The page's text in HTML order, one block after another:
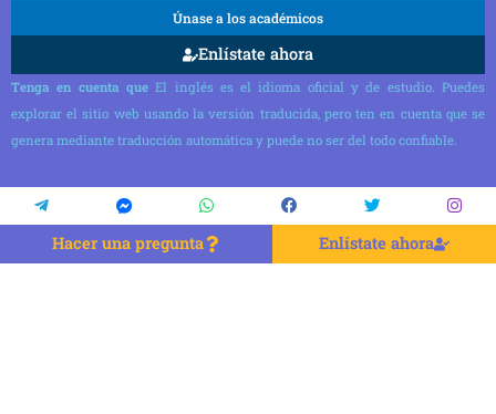
Únase a los académicos
Enlístate ahora
Tenga en cuenta queEl inglés es el idioma oficial y de estudio. Puedes
explorar el sitio web usando la versión traducida, pero ten en cuenta que se
genera mediante traducción automática y puede no ser del todo confiable.
Hacer una pregunta Enlístate ahora